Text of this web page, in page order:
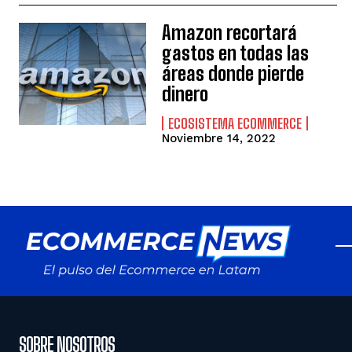
Amazon recortará
gastos en todas las
áreas donde pierde
dinero
ECOSISTEMA ECOMMERCE
Noviembre 14, 2022
SOBRE NOSOTROS